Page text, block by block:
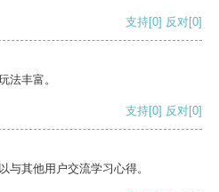
支持[0] 反对[0]
法丰富。
支持[0] 反对[0]
与其他用户交流学习心得。